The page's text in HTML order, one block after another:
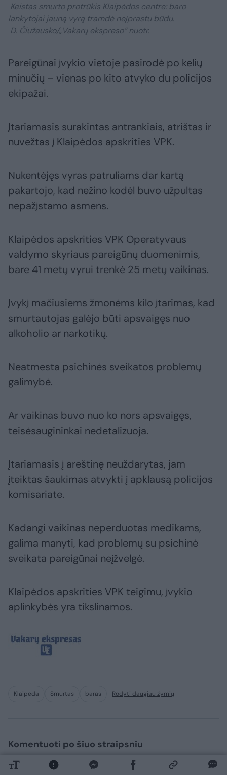
Keistas smurto protrūkis Klaipėdos centre: baro
lankytojai jauną vyrą tramdė neįprastu būdu.
D. Čiužausko/„Vakarų ekspreso“ nuotr.
Pareigūnai įvykio vietoje pasirodė po kelių
minučių – vienas po kito atvyko du policijos
ekipažai.
Įtariamasis surakintas antrankiais, atrištas ir
nuvežtas į Klaipėdos apskrities VPK.
Nukentėjęs vyras patruliams dar kartą
pakartojo, kad nežino kodėl buvo užpultas
nepažįstamo asmens.
Klaipėdos apskrities VPK Operatyvaus
valdymo skyriaus pareigūnų duomenimis,
bare 41 metų vyrui trenkė 25 metų vaikinas.
Įvykį mačiusiems žmonėms kilo įtarimas, kad
smurtautojas galėjo būti apsvaigęs nuo
alkoholio ar narkotikų.
Neatmesta psichinės sveikatos problemų
galimybė.
Ar vaikinas buvo nuo ko nors apsvaigęs,
teisėsaugininkai nedetalizuoja.
Įtariamasis į areštinę neuždarytas, jam
įteiktas šaukimas atvykti į apklausą policijos
komisariate.
Kadangi vaikinas neperduotas medikams,
galima manyti, kad problemų su psichinė
sveikata pareigūnai neįžvelgė.
Klaipėdos apskrities VPK teigimu, įvykio
aplinkybės yra tikslinamos.
Klaipėda Smurtas baras Rodyti daugiau žymių
Komentuoti po šiuo straipsniu
Komentuoti gali tik Lrytas registruoti vartotojai.